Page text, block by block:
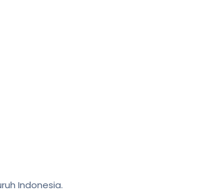
Indonesia.